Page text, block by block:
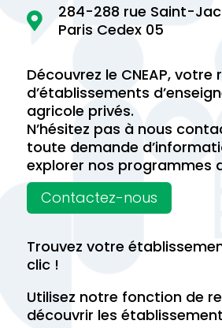

284-288 rue Saint-
Paris Cedex 05
Découvrez le CNEAP, votre
d’établissements
agricole privés.
N’hésitez pas à nous
toute demande
explorer nos programmes
Contactez-nous
Trouvez votre
clic !
Utilisez notre fonction de
découvrir les